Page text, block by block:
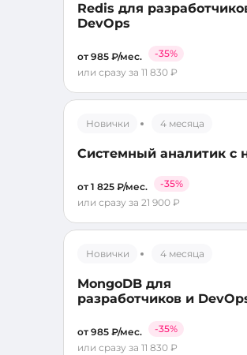
Redis для
DevOps
от 985 ₽/мес.
-35%
или сразу за 11 830 ₽
Новички 4 месяца
Системный аналитик с
от 1 825 ₽/мес.
-35%
или сразу за 21 900 ₽
Новички 4 месяца
MongoDB для
разработчиков и
от 985 ₽/мес.
-35%
или сразу за 11 830 ₽